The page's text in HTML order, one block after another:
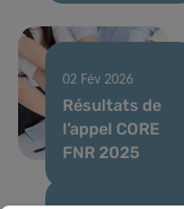
02 Fév 2026
Résultats de
l’appel CORE
FNR 2025